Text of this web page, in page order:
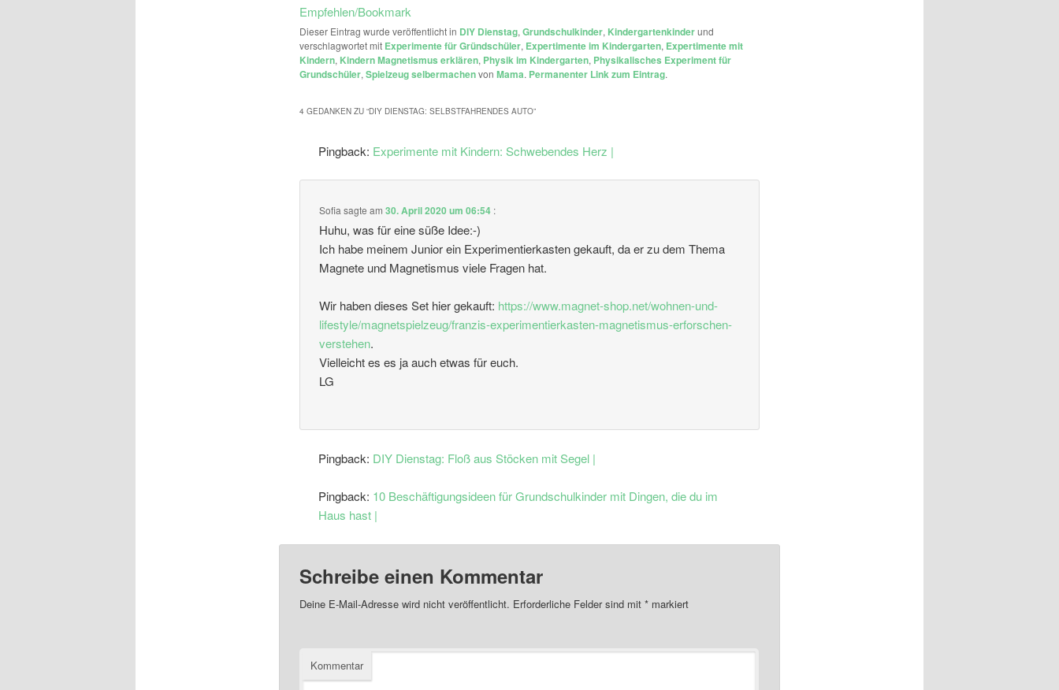
Empfehlen/Bookmark
Dieser Eintrag wurde veröffentlicht in DIY Dienstag,Grundschulkinder, Kindergartenkinderund
verschlagwortet mit Experimente für Gründschüler, Expertimente im Kindergarten, Expertimente mit
Kindern, Kindern Magnetismus erklären, Physik im Kindergarten, Physikalisches Experiment für
Grundschüler,Spielzeug selbermachenvon Mama. Permanenter Link zum Eintrag.
4 GEDANKEN ZU “DIY DIENSTAG: SELBSTFAHRENDES AUTO”
Pingback: Experimente mit Kindern: Schwebendes Herz |
Sofia sagte am30. April 2020 um 06:54 :
Huhu, was für eine süße Idee:-)
Ich habe meinem Junior ein Experimentierkasten gekauft, da er zu dem Thema
Magnete und Magnetismus viele Fragen hat.
Wir haben dieses Set hier gekauft: https://www.magnet-shop.net/wohnen-und-
lifestyle/magnetspielzeug/franzis-experimentierkasten-magnetismus-erforschen-
verstehen.
Vielleicht es es ja auch etwas für euch.
LG
Pingback: DIY Dienstag: Floß aus Stöcken mit Segel |
Pingback: 10 Beschäftigungsideen für Grundschulkinder mit Dingen, die du im
Haus hast |
Schreibe einen Kommentar
Deine E-Mail-Adresse wird nicht veröffentlicht. Erforderliche Felder sind mit *markiert
Kommentar